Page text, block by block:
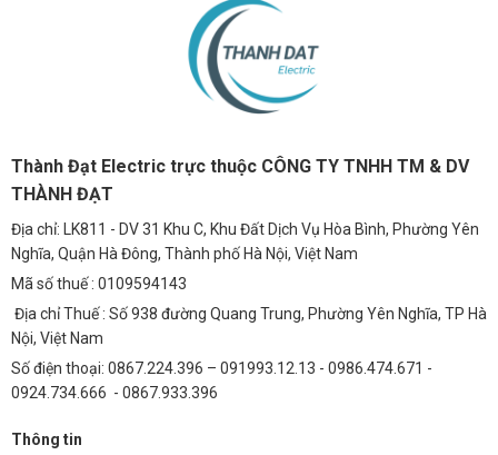
Thành Đạt Electric trực thuộc CÔNG TY TNHH TM & DV
THÀNH ĐẠT
Địa chỉ: LK811 - DV 31 Khu C, Khu Đất Dịch Vụ Hòa Bình, Phường Yên
Nghĩa, Quận Hà Đông, Thành phố Hà Nội, Việt Nam
Mã số thuế : 0109594143
Địa chỉ Thuế : Số 938 đường Quang Trung, Phường Yên Nghĩa, TP Hà
Nội, Việt Nam
Số điện thoại: 0867.224.396 – 091993.12.13 - 0986.474.671 -
0924.734.666 - 0867.933.396
Thông tin